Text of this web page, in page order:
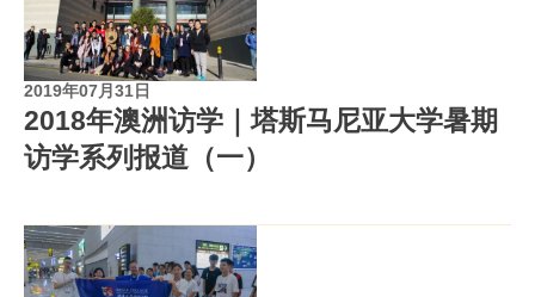
2019年07月31日
2018年澳洲访学｜塔斯马尼亚大学暑期
访学系列报道（一）